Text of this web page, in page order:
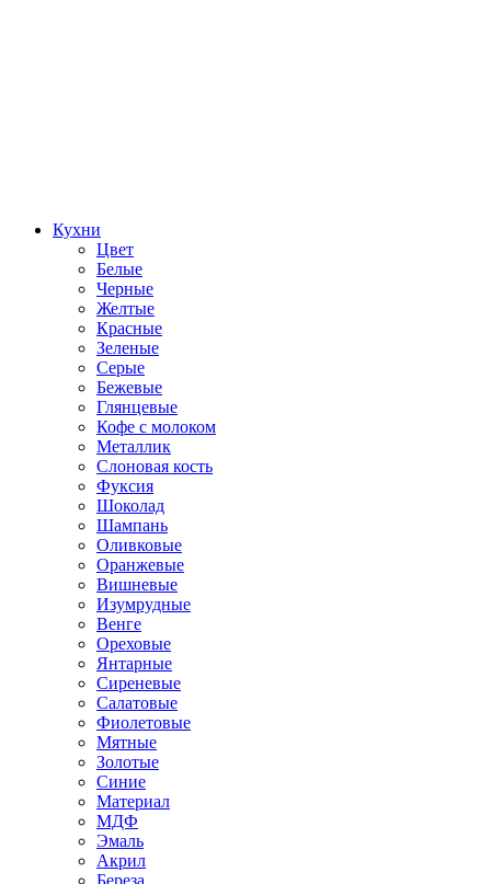
Кухни
Цвет
Белые
Черные
Желтые
Красные
Зеленые
Серые
Бежевые
Глянцевые
Кофе с молоком
Металлик
Слоновая кость
Фуксия
Шоколад
Шампань
Оливковые
Оранжевые
Вишневые
Изумрудные
Венге
Ореховые
Янтарные
Сиреневые
Салатовые
Фиолетовые
Мятные
Золотые
Синие
Материал
МДФ
Эмаль
Акрил
Береза